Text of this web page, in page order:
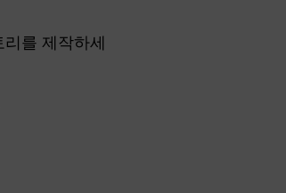
를 제작하세